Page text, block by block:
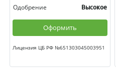
Одобрение
Высокое
Оформить
Лицензия ЦБ РФ №651303045003951